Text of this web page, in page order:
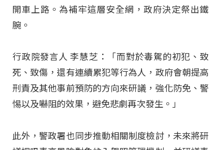
開車上路。為補牢這層安全網，政府決定祭出鐵
腕。
行政院發言人 李慧芝：「而對於毒駕的初犯、致
死、致傷，還有連續累犯等行為人，政府會朝提高
刑責及其他事前預防的方向來研議，強化防免、警
惕以及嚇阻的效果，避免悲劇再次發生。」
此外，警政署也同步推動相關制度檢討，未來將研